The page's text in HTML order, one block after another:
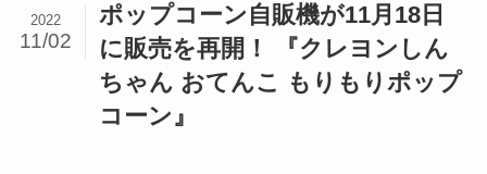
ポップコーン自販機が11月18日
に販売を再開！ 『クレヨンしん
ちゃん おてんこ もりもりポップ
コーン』
2022
11/02